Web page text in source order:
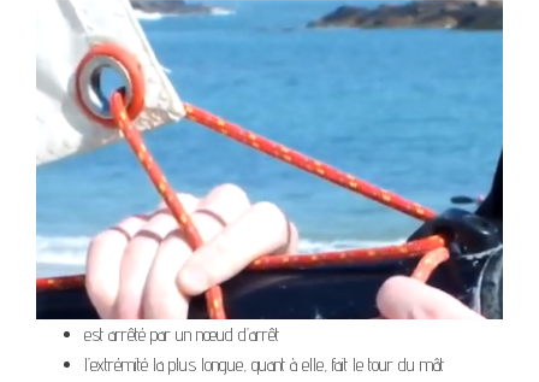
est arrêté par un nœud d’arrêt
l’extrémité la plus longue, quant à elle, fait le tour du mât